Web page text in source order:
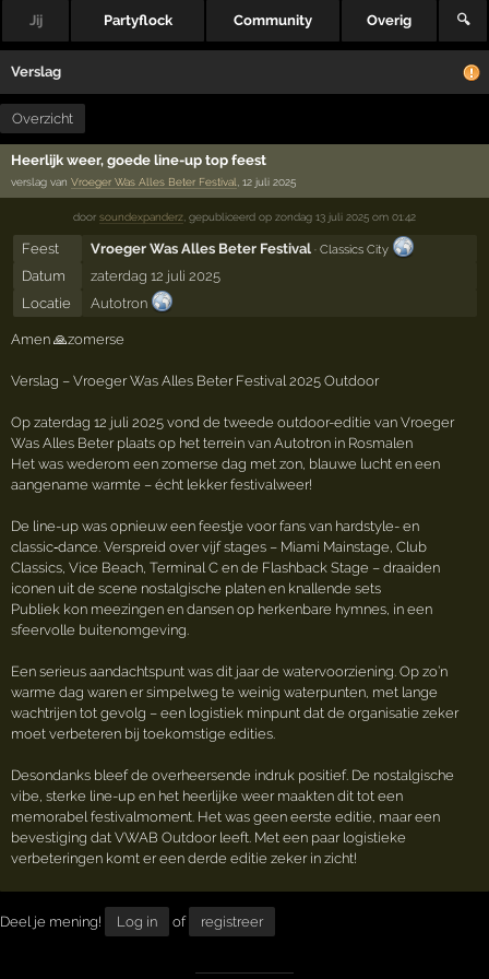
Jij Partyflock Community Overig 🔍
Verslag
Overzicht
Heerlijk weer, goede line-up top feest
verslag vanVroeger Was Alles Beter Festival, 12 juli 2025
door soundexpanderz gepubliceerd op zondag 13 juli 2025 om 01:42
Feest Vroeger Was Alles Beter Festival · Classics City
Datum
zaterdag 12 juli 2025
Locatie
Autotron
Amen 🙏zomerse
Verslag – Vroeger Was Alles Beter Festival 2025 Outdoor
Op zaterdag 12 juli 2025 vond de tweede outdoor-editie van Vroeger
Was Alles Beter plaats op het terrein van Autotron in Rosmalen
Het was wederom een zomerse dag met zon, blauwe lucht en een
aangename warmte – écht lekker festivalweer!
De line-up was opnieuw een feestje voor fans van hardstyle- en
classic‑dance. Verspreid over vijf stages – Miami Mainstage, Club
Classics, Vice Beach, Terminal C en de Flashback Stage – draaiden
iconen uit de scene nostalgische platen en knallende sets
Publiek kon meezingen en dansen op herkenbare hymnes, in een
sfeervolle buitenomgeving.
Een serieus aandachtspunt was dit jaar de watervoorziening. Op zo’n
warme dag waren er simpelweg te weinig waterpunten, met lange
wachtrijen tot gevolg – een logistiek minpunt dat de organisatie zeker
moet verbeteren bij toekomstige edities.
Desondanks bleef de overheersende indruk positief. De nostalgische
vibe, sterke line-up en het heerlijke weer maakten dit tot een
memorabel festivalmoment. Het was geen eerste editie, maar een
bevestiging dat VWAB Outdoor leeft. Met een paar logistieke
verbeteringen komt er een derde editie zeker in zicht!
Deel je mening! Log in of registreer